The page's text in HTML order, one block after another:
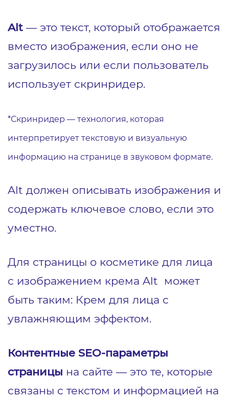
Alt — это текст, который отображается
вместо изображения, если оно не
загрузилось или если пользователь
использует скринридер.
*Скринридер — технология, которая
интерпретирует текстовую и визуальную
информацию на странице в звуковом формате.
Alt должен описывать изображения и
содержать ключевое слово, если это
уместно.
Для страницы о косметике для лица
с изображением крема Alt может
быть таким: Крем для лица с
увлажняющим эффектом.
Контентные SEO-параметры
страницы на сайте — это те, которые
связаны с текстом и информацией на